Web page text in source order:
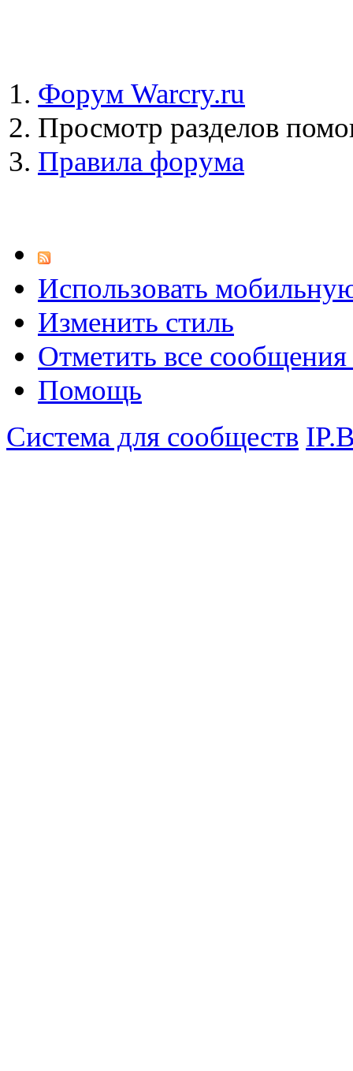
Форум Warcry.ru
Просмотр разделов
Правила форума
Использовать
Изменить стиль
Отметить все
Помощь
Система для сообществ